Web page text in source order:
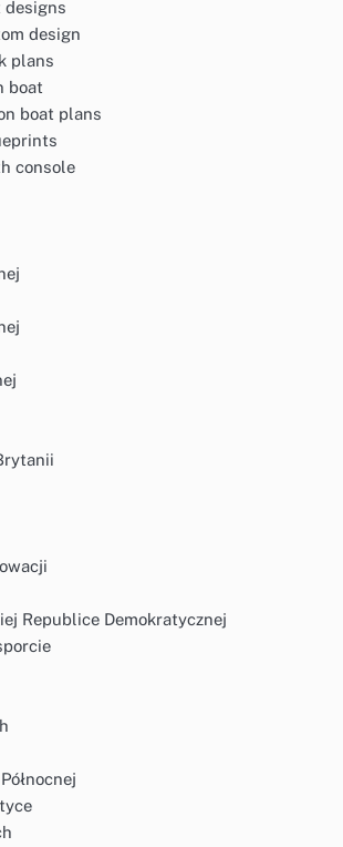
designs
design
plans
boat
boat plans
console
Republice Demokratycznej